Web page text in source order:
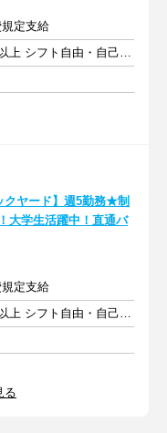
定支給
週3日以上 1日5.5時間以上 シフト自由・自己申告
クヤード】週5勤務★制
大学生活躍中！直通バ
定支給
週5日以上 1日5.5時間以上 シフト自由・自己申告
る